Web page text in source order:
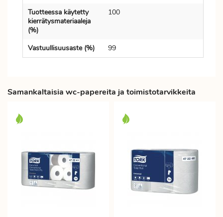
Tuotteessa käytetty
kierrätysmateriaaleja
(%)
100
Vastuullisuusaste (%) 99
Samankaltaisia wc-papereita ja toimistotarvikkeita